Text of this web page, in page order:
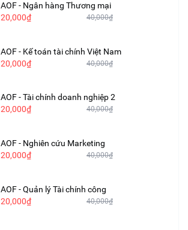
AOF - Ngân hàng Thương mại
20,000₫
40,000₫
AOF - Kế toán tài chính Việt Nam
20,000₫
40,000₫
AOF - Tài chính doanh nghiệp 2
20,000₫
40,000₫
AOF - Nghiên cứu Marketing
20,000₫
40,000₫
AOF - Quản lý Tài chính công
20,000₫
40,000₫